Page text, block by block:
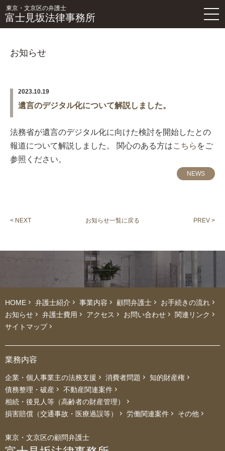
東京・文京区の弁護士
富士見坂法律事務所
お知らせ
遺言のデジタル化について解説しました。
2023.10.19
法務省が遺言のデジタル化に向けた検討を開始したとの
報道について解説しました。 関心のある方はこちら をご
参照ください。
NEWS
< NEXT お知らせ一覧に戻る PREV >
HOME 弁護士紹介 事業内容 顧問弁護士
お手続きの流れ
お知らせ
弁護士費用 アクセス お問い合わせ
関連リンク
サイトマップ
業務内容
企業・個人事業主の法務支援 消費者問題
知的財産権
債務整理・破産
不動産関連案件
相続・後見人等（高齢者の財産管理）
損害賠償（交通事故・医療過誤等）
労働関連案件 その他
東京・文京区の顧問弁護士